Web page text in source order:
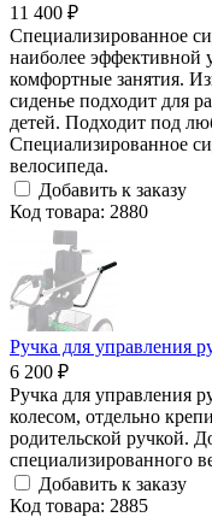
11 400 ₽
Специализированное
наиболее эффективной
комфортные занятия.
сиденье подходит для
детей. Подходит под
Специализированное
велосипеда.
Добавить к заказу
Код товара: 2880
Ручка для управления
6 200 ₽
Ручка для управления
колесом, отдельно
родительской ручкой.
специализированного
Добавить к заказу
Код товара: 2885